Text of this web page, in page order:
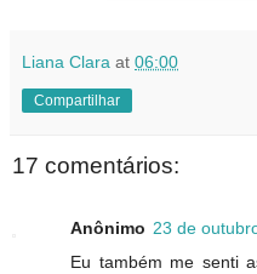
Liana Clara at 06:00
Compartilhar
17 comentários:
Anônimo 23 de
Eu também me senti